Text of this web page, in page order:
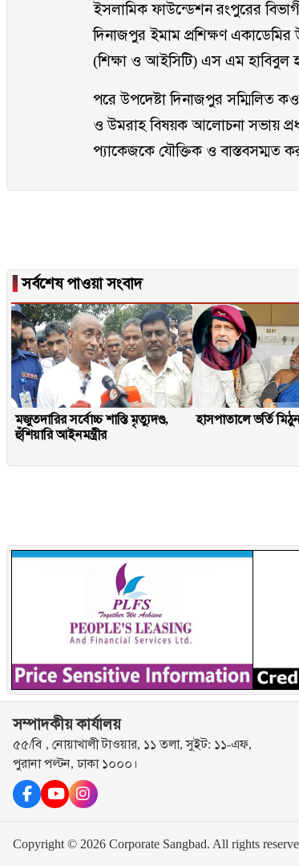
ইসলামিক ফাউন্ডেশন রংপুরের
দিনাজপুর ইমাম প্রশিক্ষণ
(শিক্ষা ও আইসিটি) এস এম হাবিবুল
পরে উপদেষ্টা দিনাজপুর সম্মিলিত
ও উমরাহ বিষয়ক আলোচনা সভায়
প্যাকেজকে যৌক্তিক ও বাস্তবসম্মত
▐সর্বশেষ পাওয়া সংবাদ
মজুতদারির সর্বোচ্চ শাস্তি মৃত্যুদণ্ড,
হুঁশিয়ারি আইনমন্ত্রীর
হাসপাতালে ভর্তি
সম্পাদকীয় কার্যালয়
৫৫/বি , নোয়াখালী টাওয়ার, ১১ তলা, সুইট: ১১-এফ,
পুরানা পল্টন, ঢাকা ১০০০।
Copyright © 2026 Corporate Sangbad. All rights